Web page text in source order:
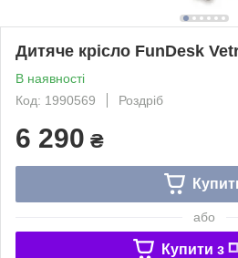
Дитяче крісло FunDesk
В наявності
Код: 1990569
Роздріб
6 290 ₴
або
Купити з